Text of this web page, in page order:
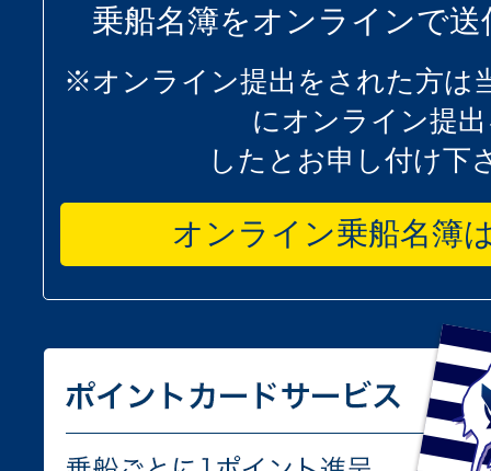
乗船名簿をオンラインで
※オンライン提出をされた方は
にオンライン提
したとお申し付け下
オンライン乗船名簿